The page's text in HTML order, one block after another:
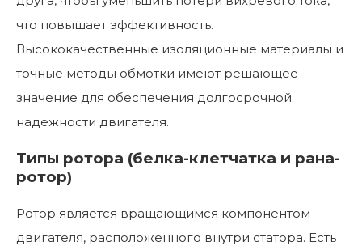
что повышает эффективность.
Высококачественные изоляционные материалы и
точные методы обмотки имеют решающее
значение для обеспечения долгосрочной
надежности двигателя.
Типы ротора (белка-клетчатка и рана-
ротор)
Ротор является вращающимся компонентом
двигателя, расположенного внутри статора. Есть